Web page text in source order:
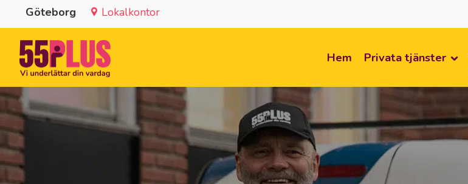
Göteborg Lokalkontor
Hem Privata tjänster